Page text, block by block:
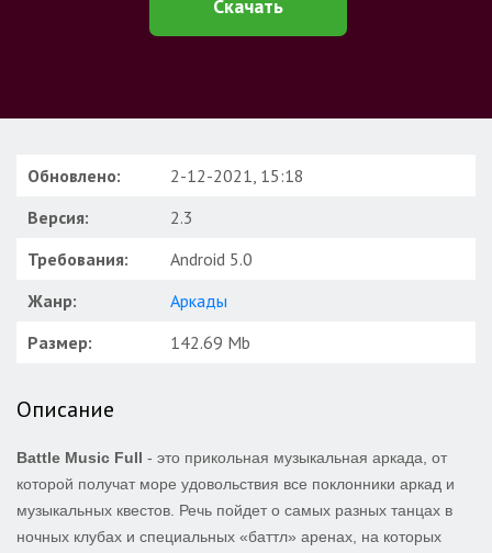
Скачать
Обновлено:
2-12-2021, 15:18
Версия:
2.3
Требования:
Android 5.0
Жанр:
Аркады
Размер:
142.69 Mb
Описание
Battle Music Full - это прикольная музыкальная аркада, от
которой получат море удовольствия все поклонники аркад и
музыкальных квестов. Речь пойдет о самых разных танцах в
ночных клубах и специальных «баттл» аренах, на которых